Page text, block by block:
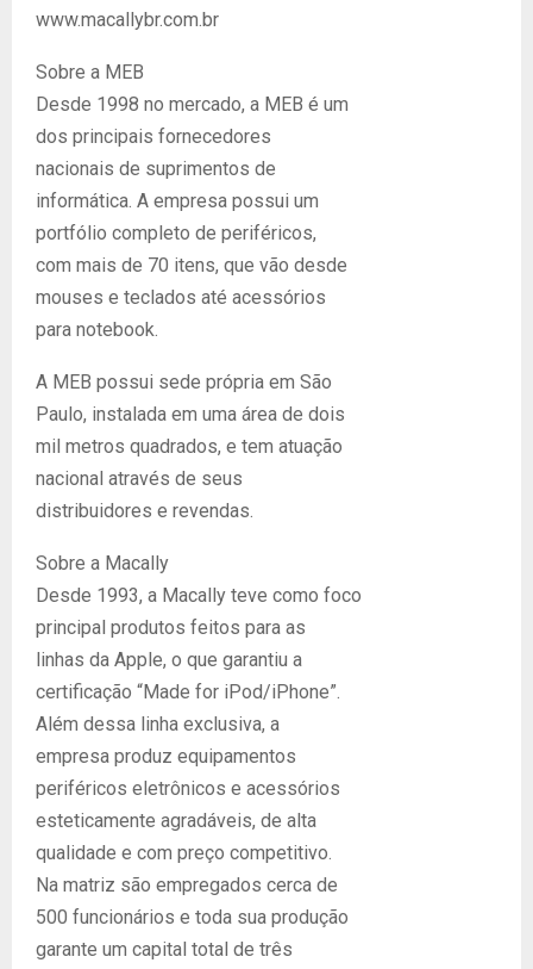
www.macallybr.com.br
Sobre a MEB
Desde 1998 no mercado, a MEB é um
dos principais fornecedores
nacionais de suprimentos de
informática. A empresa possui um
portfólio completo de periféricos,
com mais de 70 itens, que vão desde
mouses e teclados até acessórios
para notebook.
A MEB possui sede própria em São
Paulo, instalada em uma área de dois
mil metros quadrados, e tem atuação
nacional através de seus
distribuidores e revendas.
Sobre a Macally
Desde 1993, a Macally teve como foco
principal produtos feitos para as
linhas da Apple, o que garantiu a
certificação “Made for iPod/iPhone”.
Além dessa linha exclusiva, a
empresa produz equipamentos
periféricos eletrônicos e acessórios
esteticamente agradáveis, de alta
qualidade e com preço competitivo.
Na matriz são empregados cerca de
500 funcionários e toda sua produção
garante um capital total de três